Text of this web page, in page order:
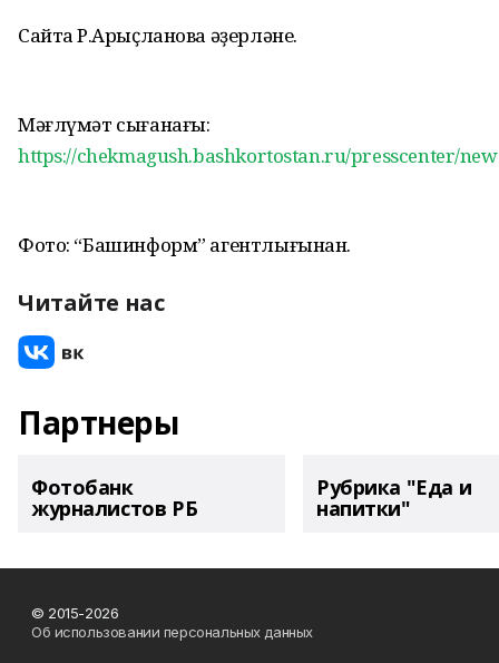
Сайтҡа Р.Арыҫланова әҙерләне.
Мәғлүмәт сығанағы:
https://chekmagush.bashkortostan.ru/presscenter/
Фото: “Башинформ” агентлығынан.
Читайте нас
Партнеры
Фотобанк
журналистов РБ
Рубрика "Еда и
напитки"
© 2015-2026
Об использовании персональных данных